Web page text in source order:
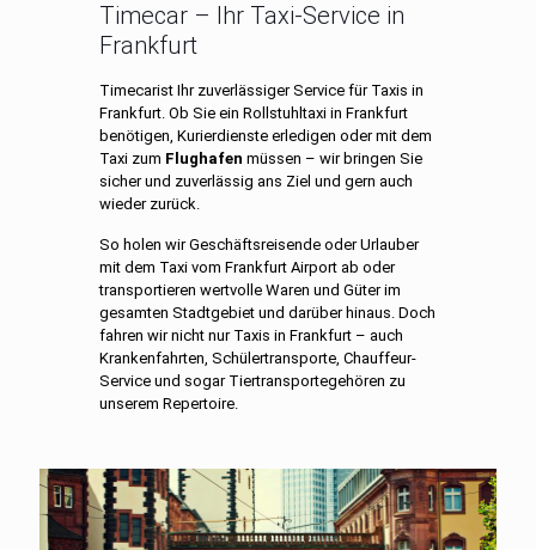
Timecar – Ihr Taxi-Service in
Frankfurt
Timecarist Ihr zuverlässiger Service für Taxis in
Frankfurt. Ob Sie ein Rollstuhltaxi in Frankfurt
benötigen, Kurierdienste erledigen oder mit dem
Taxi zum Flughafen müssen – wir bringen Sie
sicher und zuverlässig ans Ziel und gern auch
wieder zurück.
So holen wir Geschäftsreisende oder Urlauber
mit dem Taxi vom Frankfurt Airport ab oder
transportieren wertvolle Waren und Güter im
gesamten Stadtgebiet und darüber hinaus. Doch
fahren wir nicht nur Taxis in Frankfurt – auch
Krankenfahrten, Schülertransporte, Chauffeur-
Service und sogar Tiertransportegehören zu
unserem Repertoire.